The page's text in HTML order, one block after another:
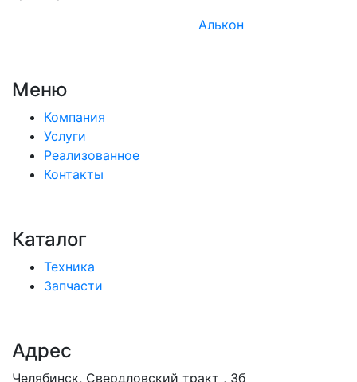
Алькон
Меню
Компания
Услуги
Реализованное
Контакты
Каталог
Техника
Запчасти
Адрес
Челябинск, Свердловский тракт , 3б